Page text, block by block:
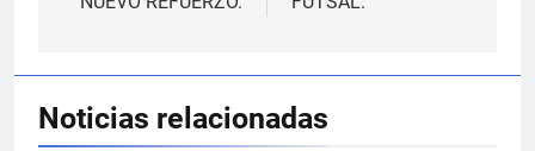
Noticias relacionadas